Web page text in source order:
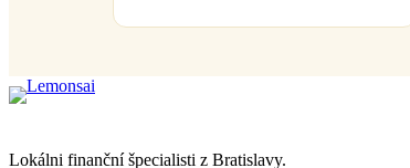
Lokálni finanční špecialisti z Bratislavy.